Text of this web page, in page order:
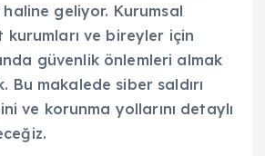
geliyor. Kurumsal
kurumları ve bireyler için
güvenlik önlemleri almak
Bu makalede siber saldırı
ve korunma yollarını detaylı